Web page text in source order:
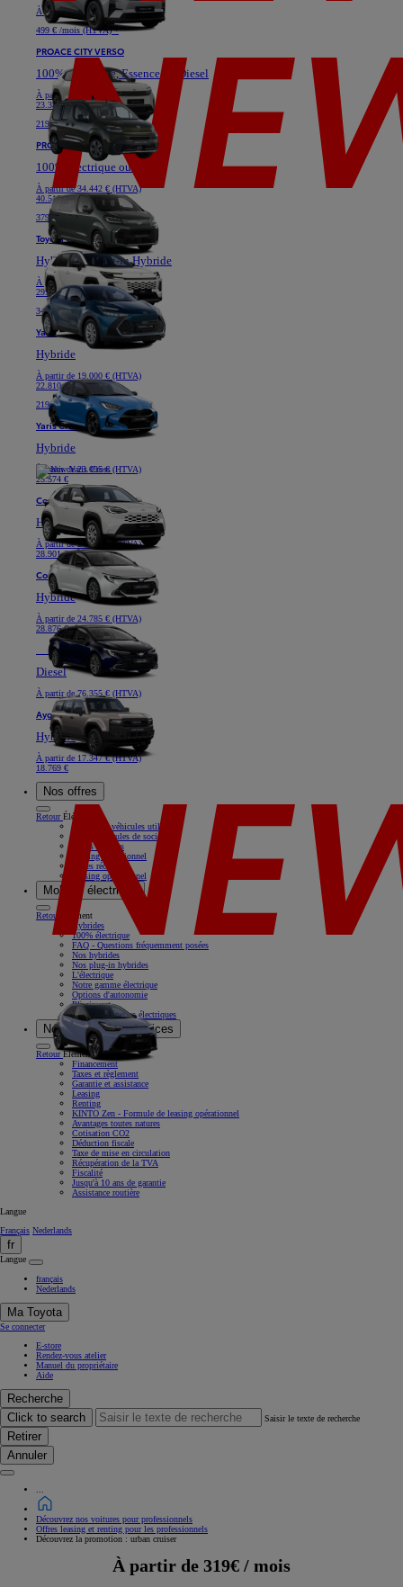
À partir de40.628 € (HTVA)
499 € /mois (HTVA) *
PROACE CITY VERSO
100% électrique, Essence ou Diesel
À partir de
19.364 € (HTVA)
23.331 €
219 € /mois (HTVA) *
PROACE VERSO
100% électrique ou Diesel
À partir de34.442 € (HTVA)
40.517 €
379 € /mois (HTVA) *
Toyota C-HR
Hybride ou Plug-in Hybride
À partir de
24.777 € (HTVA)
29.736 €
349 € /mois (HTVA) *
Yaris
Hybride
À partir de 19.000 € (HTVA)
22.810 €
219 € /mois (HTVA) *
Yaris Cross
Hybride
À partir de23.095 € (HTVA)
25.574 €
Corolla Hatchback
Hybride
À partir de24.785 € (HTVA)
28.901 €
Corolla Touring Sports
Hybride
À partir de 24.785 € (HTVA)
28.876 €
Nouveau
Land Cruiser
Diesel
À partir de 76.355 € (HTVA)
Aygo X
Hybride
À partir de 17.347 € (HTVA)
18.769 €
Nos offres
RetourÉlément
Nos offres véhicules utilitaires
Offres véhicules de société
Offres récentes
Leasing opérationnel
Offres récentes
Leasing opérationnel
Mobilité électrique
Retour
Élément
Hybrides
100% électrique
FAQ - Questions fréquemment posées
Nos hybrides
Nos plug-in hybrides
L'électrique
Notre gamme électrique
Options d'autonomie
Pluginvest
Nos camionnettes électriques
Nos solutions & services
RetourÉlément
Financement
Taxes et règlement
Garantie et assistance
Leasing
Renting
KINTO Zen - Formule de leasing opérationnel
Avantages toutes natures
Cotisation CO2
Déduction fiscale
Taxe de mise en circulation
Récupération de la TVA
Fiscalité
Jusqu'à 10 ans de garantie
Assistance routière
Langue
Français Nederlands
fr
Langue
français
Nederlands
Ma Toyota
Se connecter
E-store
Rendez-vous atelier
Manuel du propriétaire
Aide
Recherche
Click to search
Saisir le texte de recherche
Retirer
Annuler
Découvrez nos voitures pour professionnels
Offres leasing et renting pour les professionnels
Découvrez la promotion : urban cruiser
À partir de 319€ / mois